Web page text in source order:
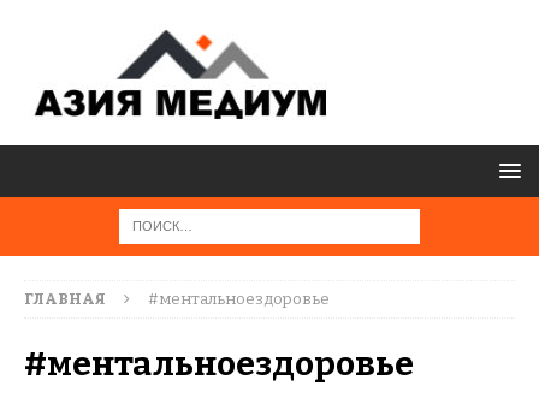
ГЛАВНАЯ #ментальноездоровье
#ментальноездоровье